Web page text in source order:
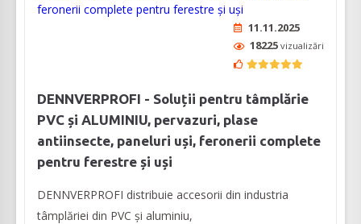
11.11.2025
18225 vizualizări
DENNVERPROFI - Soluții pentru tâmplărie
PVC și ALUMINIU, pervazuri, plase
antiinsecte, paneluri uși, feronerii complete
pentru ferestre și uși
DENNVERPROFI distribuie accesorii din industria
tâmplăriei din PVC și aluminiu,